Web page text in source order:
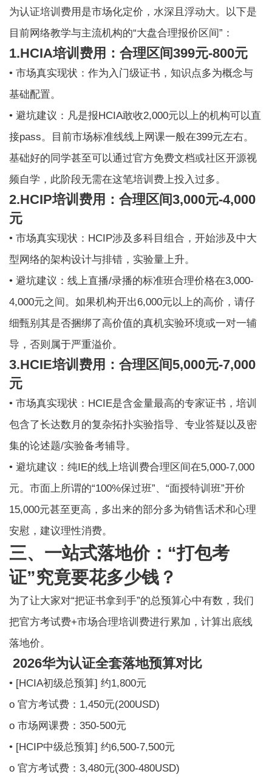
为认证培训费用 是市场化定价，水深且浮动大。以下是
目前网络教学与主流机构的“大盘合理报价区间”：
1.HCIA培训费用：合理区间399元-800元
• 市场真实现状：作为入门级证书，知识点多为概念与
基础配置。
• 避坑建议：凡是报HCIA敢收2,000元以上的机构可以直
接pass。目前市场标准线线上网课一般在399元左右。
基础好的同学甚至可以通过官方免费文档或社区开源视
频自学，此阶段无需在这笔培训费上投入过多。
2.HCIP培训费用：合理区间3,000元-4,000
元
• 市场真实现状：HCIP涉及多科目组合，开始涉及中大
型网络的架构设计与排错，实验量上升。
• 避坑建议：线上直播/录播的标准班合理价格在3,000-
4,000元之间。如果机构开出6,000元以上的高价，请仔
细甄别其是否捆绑了高价值的真机实验环境或一对一辅
导，否则属于严重溢价。
3.HCIE培训费用：合理区间5,000元-7,000
元
• 市场真实现状：HCIE是含金量最高的专家证书，培训
包含了长达数月的复杂拓扑实验指导、专业答疑以及密
集的论述题/实验备考辅导。
• 避坑建议：纯IE的线上培训费合理区间在5,000-7,000
元。市面上所谓的“100%保过班”、“面授特训班”开价
15,000元甚至更高，多出来的部分多为销售话术和心理
安慰，建议理性消费。
三、一站式落地价：“打包考
证”究竟要花多少钱？
为了让大家对“把证书拿到手”的总预算心中有数，我们
把官方考试费+市场合理培训费进行累加，计算出底线
落地价。
2026华为认证全套落地预算对比
• [HCIA初级总预算] 约1,800元
o 官方考试费：1,450元(200USD)
o 市场网课费：350-500元
• [HCIP中级总预算] 约6,500-7,500元
o 官方考试费：3,480元(300-480USD)